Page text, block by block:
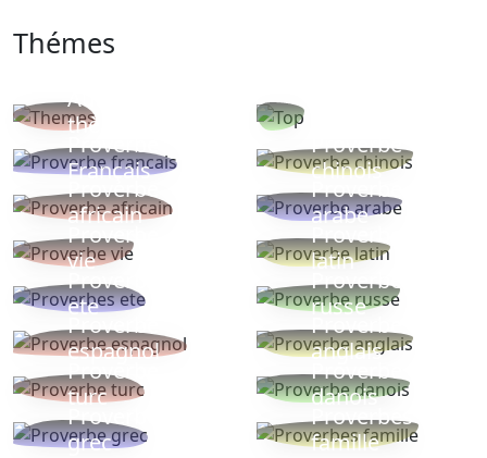
Thémes
Autres
thèmes
Proverbe
Français
Proverbe
chinois
Proverbe
africain
Proverbe
arabe
Proverbe
vie
Proverbe
latin
Proverbes
ete
Proverbe
russe
Proverbe
espagnol
Proverbe
anglais
Proverbe
turc
Proverbe
danois
Proverbe
grec
Proverbes
famille